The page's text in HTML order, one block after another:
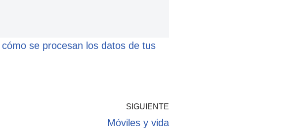
se procesan los datos de tus
SIGUIENTE
Móviles y vida